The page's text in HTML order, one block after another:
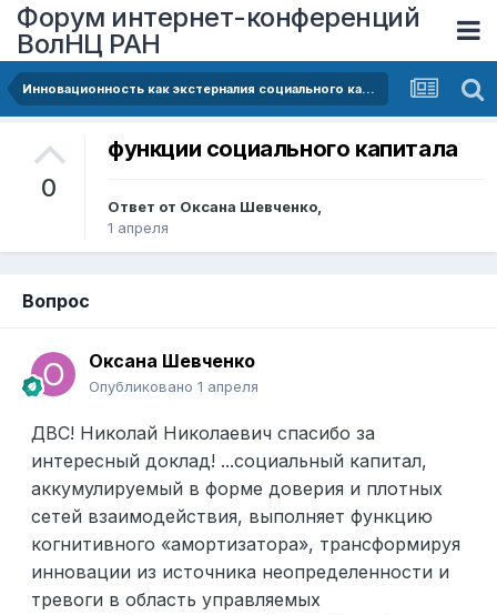
Форум интернет-конференций
ВолНЦ РАН
Инновационность как экстерналия социального капитала (на примере городов Вологодской области)
0
функции социального капитала
Ответ от Оксана Шевченко,
1 апреля
Вопрос
Оксана Шевченко
Опубликовано 1 апреля
ДВС! Николай Николаевич спасибо за
интересный доклад! ...социальный капитал,
аккумулируемый в форме доверия и плотных
сетей взаимодействия, выполняет функцию
когнитивного «амортизатора», трансформируя
инновации из источника неопределенности и
тревоги в область управляемых